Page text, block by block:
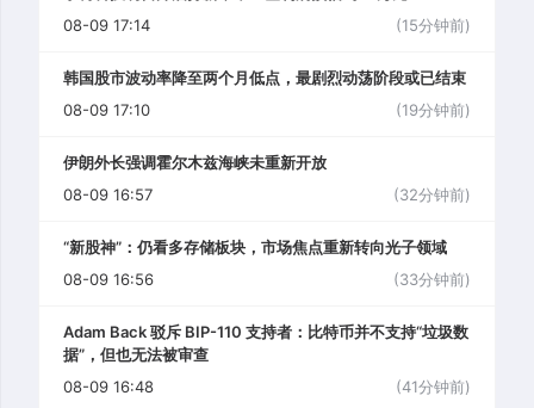
08-09 17:14
(15分钟前)
韩国股市波动率降至两个月低点，最剧烈动荡阶段或已结束
08-09 17:10
(19分钟前)
伊朗外长强调霍尔木兹海峡未重新开放
08-09 16:57
(32分钟前)
“新股神”：仍看多存储板块，市场焦点重新转向光子领域
08-09 16:56
(33分钟前)
Adam Back 驳斥 BIP-110 支持者：比特币并不支持“垃圾数
据”，但也无法被审查
08-09 16:48
(41分钟前)